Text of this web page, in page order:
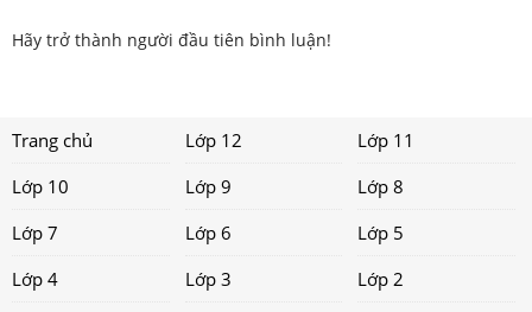
Hãy trở thành người đầu tiên bình luận!
Trang chủ Lớp 12
Lớp 11
Lớp 10
Lớp 9
Lớp 8
Lớp 7
Lớp 6
Lớp 5
Lớp 4
Lớp 3 Lớp 2